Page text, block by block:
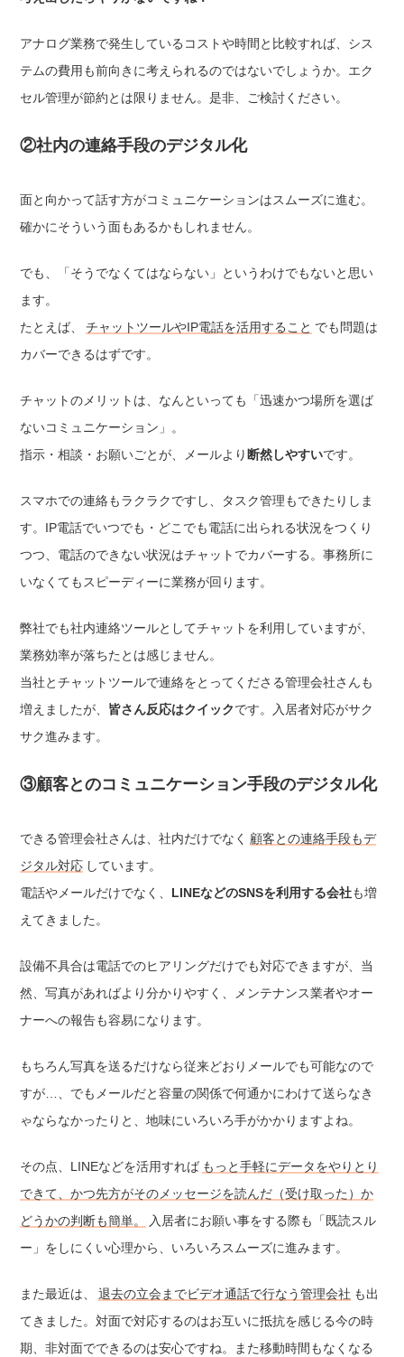
アナログ業務で発生しているコストや時間と比較すれば、シス
テムの費用も前向きに考えられるのではないでしょうか。エク
セル管理が節約とは限りません。是非、ご検討ください。
②社内の連絡手段のデジタル化
面と向かって話す方がコミュニケーションはスムーズに進む。
確かにそういう面もあるかもしれません。
でも、「そうでなくてはならない」というわけでもないと思い
ます。
たとえば、
チャットツールやIP電話を活用すること でも問題は
カバーできるはずです。
チャットのメリットは、なんといっても「迅速かつ場所を選ば
ないコミュニケーション」。
指示・相談・お願いごとが、メールより 断然しやすいです。
スマホでの連絡もラクラクですし、タスク管理もできたりしま
す。IP電話でいつでも・どこでも電話に出られる状況をつくり
つつ、電話のできない状況はチャットでカバーする。事務所に
いなくてもスピーディーに業務が回ります。
弊社でも社内連絡ツールとしてチャットを利用していますが、
業務効率が落ちたとは感じません。
当社とチャットツールで連絡をとってくださる管理会社さんも
増えましたが、 皆さん反応はクイックです。入居者対応がサク
サク進みます。
③顧客とのコミュニケーション手段のデジタル化
できる管理会社さんは、社内だけでなく 顧客との連絡手段もデ
ジタル対応 しています。
電話やメールだけでなく、 LINEなどのSNSを利用する会社も増
えてきました。
設備不具合は電話でのヒアリングだけでも対応できますが、当
然、写真があればより分かりやすく、メンテナンス業者やオー
ナーへの報告も容易になります。
もちろん写真を送るだけなら従来どおりメールでも可能なので
すが…、でもメールだと容量の関係で何通かにわけて送らなき
ゃならなかったりと、地味にいろいろ手がかかりますよね。
その点、LINEなどを活用すれば もっと手軽にデータをやりとり
できて、かつ先方がそのメッセージを読んだ（受け取った）か
どうかの判断も簡単。
入居者にお願い事をする際も「既読スル
ー」をしにくい心理から、いろいろスムーズに進みます。
また最近は、 退去の立会までビデオ通話で行なう管理会社 も出
てきました。対面で対応するのはお互いに抵抗を感じる今の時
期、非対面でできるのは安心ですね。また移動時間もなくなる